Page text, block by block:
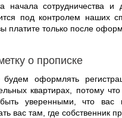
начала сотрудничества
под контролем наших
платите только после
о прописке
оформлять
квартирах, потому
уверенными, что
вас там, где собственник